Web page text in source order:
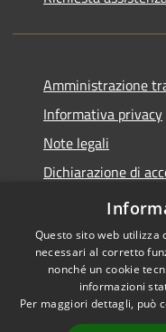
Amministrazione
Informativa privacy
Note legali
Dichiarazione di
Piano di
Accessibilità
Questo sito web
necessari al corretto
nonché un cookie
informazioni
Per maggiori dettagli, può